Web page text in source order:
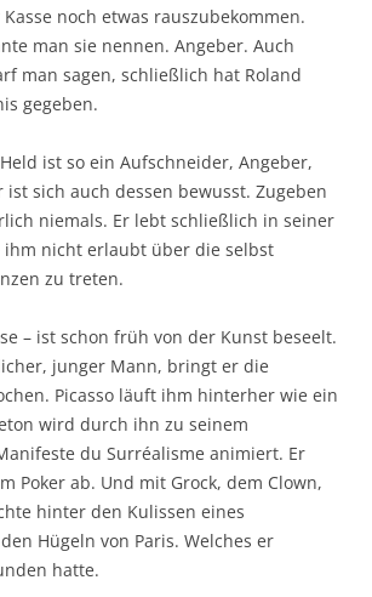
noch etwas rauszubekommen.
man sie nennen. Angeber. Auch
man sagen, schließlich hat Roland
gegeben.
ist so ein Aufschneider, Angeber,
ist sich auch dessen bewusst. Zugeben
niemals. Er lebt schließlich in seiner
ihm nicht erlaubt über die selbst
zu treten.
– ist schon früh von der Kunst beseelt.
junger Mann, bringt er die
Picasso läuft ihm hinterher wie ein
wird durch ihn zu seinem
du Surréalisme animiert. Er
Poker ab. Und mit Grock, dem Clown,
hinter den Kulissen eines
Hügeln von Paris. Welches er
hatte.